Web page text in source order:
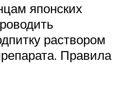
японских
раствором
Правила